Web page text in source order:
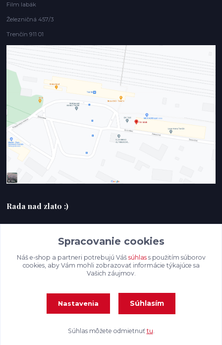
Film labák
Železničná 457/3
Trenčín 911 01
Rada nad zlato :)
filmlabak@gmail.com
Vytvorené na Eshop-rychlo.sk
Spracovanie cookies
Náš e-shop a partneri potrebujú Váš súhlass použitím súborov
cookies, aby Vám mohli zobrazovať informácie týkajúce sa
Vašich záujmov.
Nastavenia Súhlasím
Súhlas môžete odmietnuť tu